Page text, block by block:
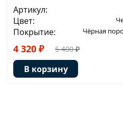
Артикул:
Цвет:
Покрытие: Чёрная
4 320 ₽ 5 400 ₽
В корзину